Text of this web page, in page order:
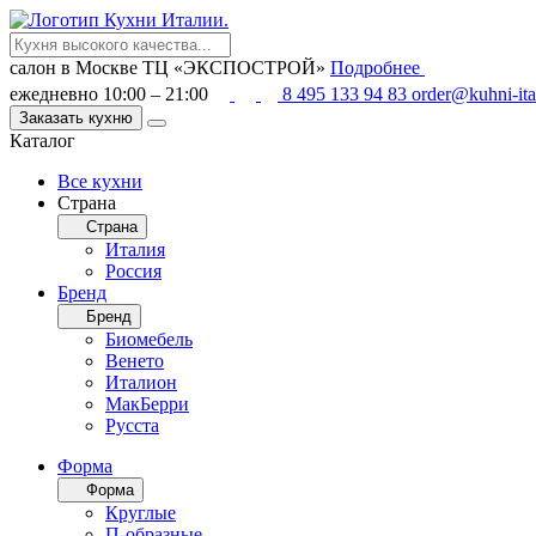
салон в Москве ТЦ «ЭКСПОСТРОЙ» Подробнее
ежедневно 10:00 – 21:00
8 495 133 94 83 order@kuhni-
Заказать кухню
Каталог
Все кухни
Страна
Страна
Италия
Россия
Бренд
Бренд
Биомебель
Венето
Италион
МакБерри
Русста
Форма
Форма
Круглые